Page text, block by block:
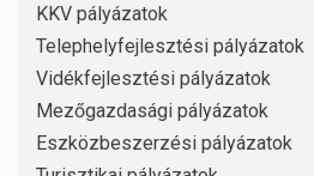
KKV pályázatok
Telephelyfejlesztési pályázatok
Vidékfejlesztési pályázatok
Mezőgazdasági pályázatok
Eszközbeszerzési pályázatok